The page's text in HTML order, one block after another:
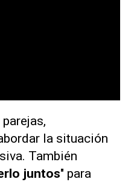
la situación
También
juntos" para